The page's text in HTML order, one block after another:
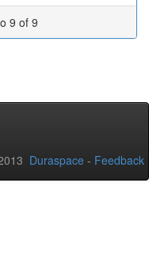
9 of 9
Duraspace - Feedback